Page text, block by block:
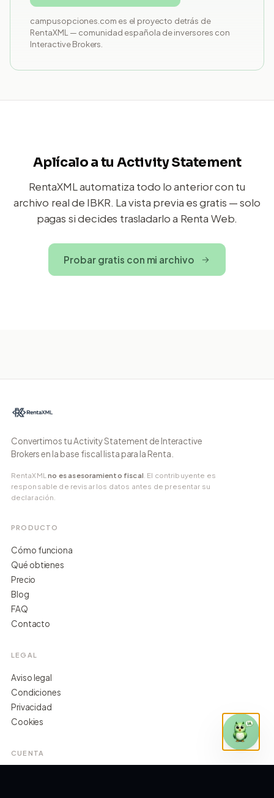
campusopciones.com es el proyecto detrás de
RentaXML — comunidad española de inversores con
Interactive Brokers.
Aplícalo a tu Activity Statement
RentaXML automatiza todo lo anterior con tu
archivo real de IBKR. La vista previa es gratis — solo
pagas si decides trasladarlo a Renta Web.
Probar gratis con mi archivo
Convertimos tu Activity Statement de Interactive
Brokers en la base fiscal lista para la Renta.
RentaXMLno es asesoramiento fiscal. El contribuyente es
responsable de revisar los datos antes de presentar su
declaración.
PRODUCTO
Cómo funciona
Qué obtienes
Precio
Blog
FAQ
Contacto
LEGAL
Aviso legal
Condiciones
Privacidad
Cookies
CUENTA